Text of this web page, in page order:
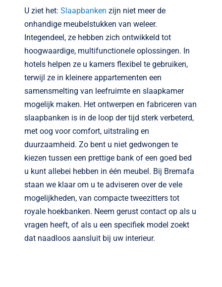
U ziet het: Slaapbanken zijn niet meer de
onhandige meubelstukken van weleer.
Integendeel, ze hebben zich ontwikkeld tot
hoogwaardige, multifunctionele oplossingen. In
hotels helpen ze u kamers flexibel te gebruiken,
terwijl ze in kleinere appartementen een
samensmelting van leefruimte en slaapkamer
mogelijk maken. Het ontwerpen en fabriceren van
slaapbanken is in de loop der tijd sterk verbeterd,
met oog voor comfort, uitstraling en
duurzaamheid. Zo bent u niet gedwongen te
kiezen tussen een prettige bank of een goed bed
u kunt allebei hebben in één meubel. Bij Bremafa
staan we klaar om u te adviseren over de vele
mogelijkheden, van compacte tweezitters tot
royale hoekbanken. Neem gerust contact op als u
vragen heeft, of als u een specifiek model zoekt
dat naadloos aansluit bij uw interieur.